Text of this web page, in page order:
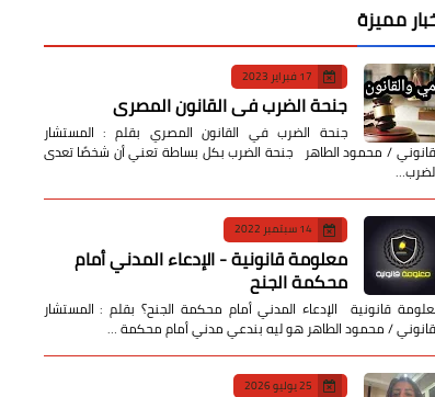
مميزة
17 فبراير 2023
جنحة الضرب في القانون المصري
جنحة الضرب في القانون المصري بقلم : المستشار
/ محمود الطاهر جنحة الضرب بكل بساطة تعني أن شخصًا تعدى
14 سبتمبر 2022
معلومة قانونية - الإدعاء المدني أمام
محكمة الجنح
قانونية الإدعاء المدني أمام محكمة الجنح؟ بقلم : المستشار
/ محمود الطاهر هو ليه بندعي مدني أمام محكمة …
25 يوليو 2026